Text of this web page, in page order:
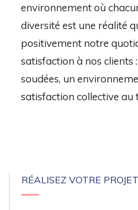
environnement où
diversité est une réalité
positivement notre
satisfaction à nos clients
soudées, un
satisfaction collective au
RÉALISEZ VOTRE PROJET